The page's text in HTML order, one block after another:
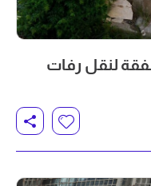
لنقل رفات